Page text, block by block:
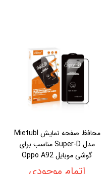
محافظ صفحه نمایش Mietubl
مدل Super-D مناسب برای
گوشی موبایل Oppo A92